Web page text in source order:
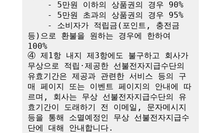
등)으로 환불을 원하는 경우에 한하여
100%
④ 제1항 내지 제3항에도 불구하고 회사가
무상으로 적립·제공한 선불전자지급수단의
유효기간은 제공과 관련한 서비스 등의 구
매 페이지 또는 이벤트 페이지의 안내에 따
르며, 회사는 무상 선불전자지급수단의 유
효기간이 도래하기 전 이메일, 문자메시지
등을 통해 소멸예정인 무상 선불전자지급수
단에 대해 안내합니다.